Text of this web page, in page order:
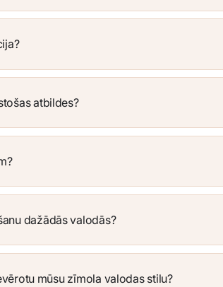
atbildes?
dažādās valodās?
mūsu zīmola valodas stilu?